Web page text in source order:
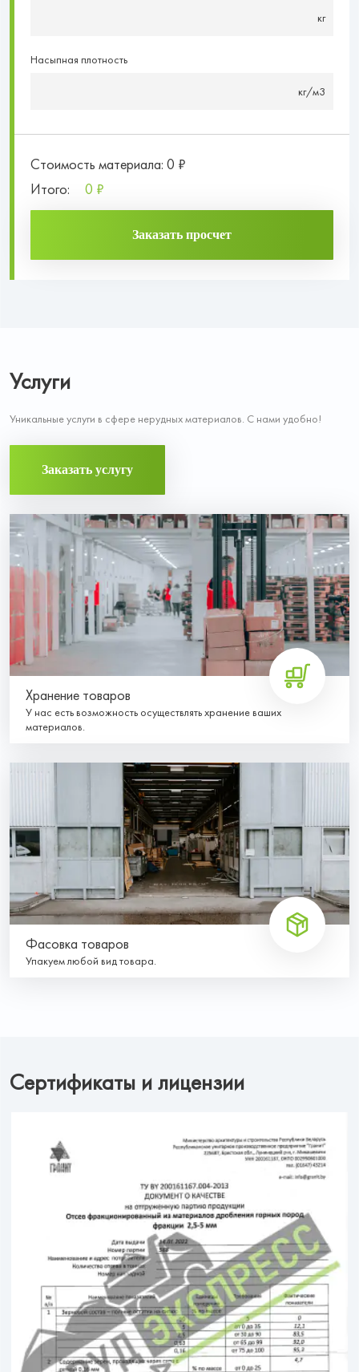
Насыпная плотность
Стоимость материала: 0 ₽
Итого:
0 ₽
Заказать просчет
Услуги
Уникальные услуги в сфере нерудных материалов. С нами удобно!
Заказать услугу
Хранение товаров
У нас есть возможность осуществлять хранение ваших
материалов.
Фасовка товаров
Упакуем любой вид товара.
Сертификаты и лицензии